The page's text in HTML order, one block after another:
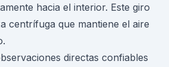
hacia el interior. Este giro
centrífuga que mantiene el aire
directas confiables